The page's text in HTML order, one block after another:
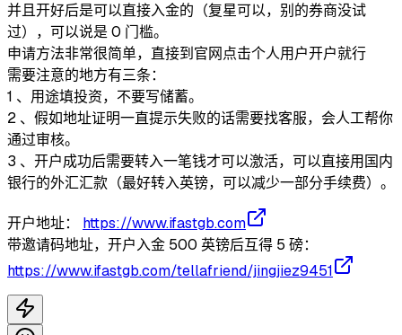
并且开好后是可以直接入金的（复星可以，别的券商没试
过），可以说是 0 门槛。
申请方法非常很简单，直接到官网点击个人用户开户就行
需要注意的地方有三条：
1 、用途填投资，不要写储蓄。
2 、假如地址证明一直提示失败的话需要找客服，会人工帮你
通过审核。
3 、开户成功后需要转入一笔钱才可以激活，可以直接用国内
银行的外汇汇款（最好转入英镑，可以减少一部分手续费）。
开户地址： https://www.ifastgb.com
带邀请码地址，开户入金 500 英镑后互得 5 磅：
https://www.ifastgb.com/tellafriend/jingjiez9451